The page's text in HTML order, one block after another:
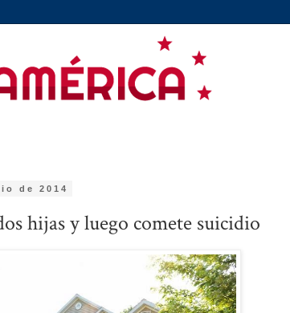
de 2014
hijas y luego comete suicidio